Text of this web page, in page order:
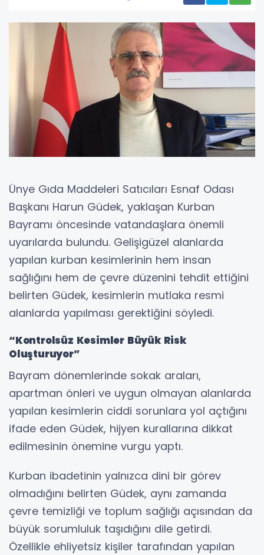
Ünye Gıda Maddeleri Satıcıları Esnaf Odası
Başkanı Harun Güdek, yaklaşan Kurban
Bayramı öncesinde vatandaşlara önemli
uyarılarda bulundu. Gelişigüzel alanlarda
yapılan kurban kesimlerinin hem insan
sağlığını hem de çevre düzenini tehdit ettiğini
belirten Güdek, kesimlerin mutlaka resmi
alanlarda yapılması gerektiğini söyledi.
“Kontrolsüz Kesimler Büyük Risk
Oluşturuyor”
Bayram dönemlerinde sokak araları,
apartman önleri ve uygun olmayan alanlarda
yapılan kesimlerin ciddi sorunlara yol açtığını
ifade eden Güdek, hijyen kurallarına dikkat
edilmesinin önemine vurgu yaptı.
Kurban ibadetinin yalnızca dini bir görev
olmadığını belirten Güdek, aynı zamanda
çevre temizliği ve toplum sağlığı açısından da
büyük sorumluluk taşıdığını dile getirdi.
Özellikle ehliyetsiz kişiler tarafından yapılan